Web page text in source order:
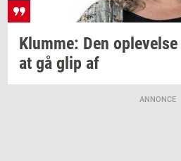
Klum­me: Den op­le­vel­se
at gå glip af
ANNONCE